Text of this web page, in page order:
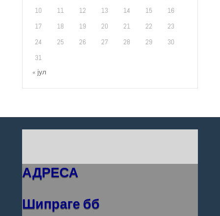
10
11 12 13 14 15
16
17
18 19 20 21 22
23
24
25 26 27 28 29
30
31
« јул
АДРЕСА
Шипраге бб